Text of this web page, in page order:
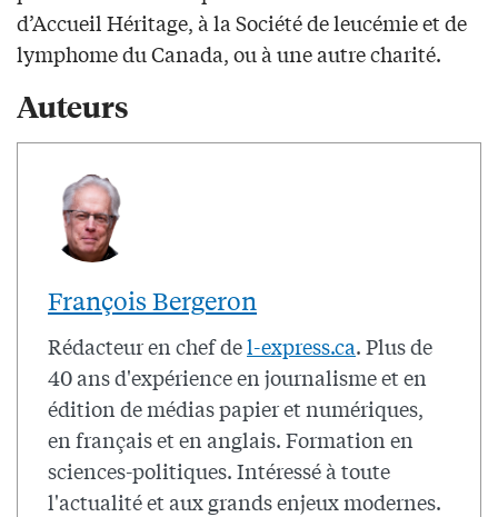
d’Accueil Héritage, à la Société de leucémie et de
lymphome du Canada, ou à une autre charité.
Auteurs
François Bergeron
Rédacteur en chef del-express.ca. Plus de
40 ans d'expérience en journalisme et en
édition de médias papier et numériques,
en français et en anglais. Formation en
sciences-politiques. Intéressé à toute
l'actualité et aux grands enjeux modernes.